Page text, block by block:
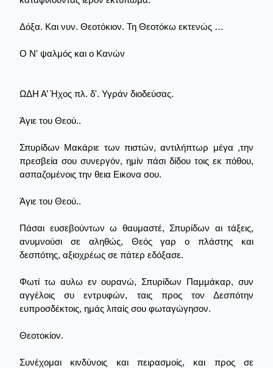
Δόξα. Και νυν. Θεοτόκιον. Τη Θεοτόκω εκτενώς …
Ο Ν' ψαλμός και ο Κανών
ΩΔΗ Α’ Ήχος πλ. δ'. Υγράν διοδεύσας.
Άγιε του Θεού..
Σπυρίδων Μακάριε των πιστών, αντιλήπτωρ μέγα ,την
πρεσβεία σου συνεργόν, ημίν πάσι δίδου τοις εκ πόθου,
ασπαζομένοις την θεια Εικονα σου.
Άγιε του Θεού..
Πάσαι ευσεβούντων ω θαυμαστέ, Σπυρίδων αι τάξεις,
ανυμνούσι σε αληθώς, Θεός γαρ ο πλάστης και
δεσπότης, αξιοχρέως σε πάτερ εδόξασε.
Φωτί τω αυλω εν ουρανώ, Σπυρίδων Παμμάκαρ, συν
αγγέλοις συ εντρυφών, ταις προς τον Δεσπότην
ευπροσδέκτοις, ημάς λιταίς σου φωταγώγησον.
Θεοτοκίον.
Συνέχομαι κινδύνοις και πειρασμοίς, και προς σε